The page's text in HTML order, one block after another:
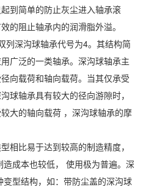
到简单的防止灰尘进入轴承滚
的阻止轴承内的润滑脂外溢。
列深沟球轴承代号为4。其结构简
广泛的一类轴承。深沟球轴承主
向载荷和轴向载荷。当其仅承受
球轴承具有较大的径向游隙时，
大的轴向载荷 ，深沟球轴承的摩
相比易于达到较高的制造精度，
成本也较低， 使用极为普遍。深
型结构，如：带防尘盖的深沟球